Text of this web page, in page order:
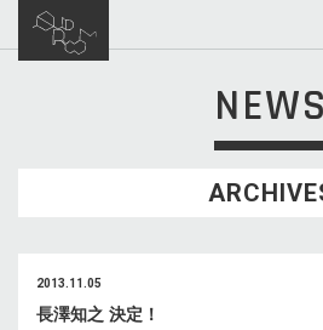
NEWS
2013.11.05
長澤知之 決定！